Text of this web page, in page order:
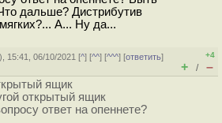
дальше? Дистрибутив
А... Ну да...
), 15:41, 06/10/2021 [^] [^^] [^^^] [ответить]
+4
+ / –
ящик
открытый ящик
ответ на опеннете?